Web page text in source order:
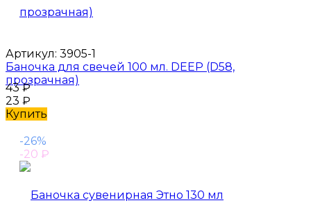
Артикул: 3905-1
Баночка для свечей 100 мл. DEEP (D58,
прозрачная)
43₽
23 ₽
Купить
-26%
-20 ₽